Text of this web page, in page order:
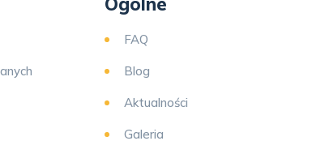
FAQ
Blog
Aktualności
Galeria